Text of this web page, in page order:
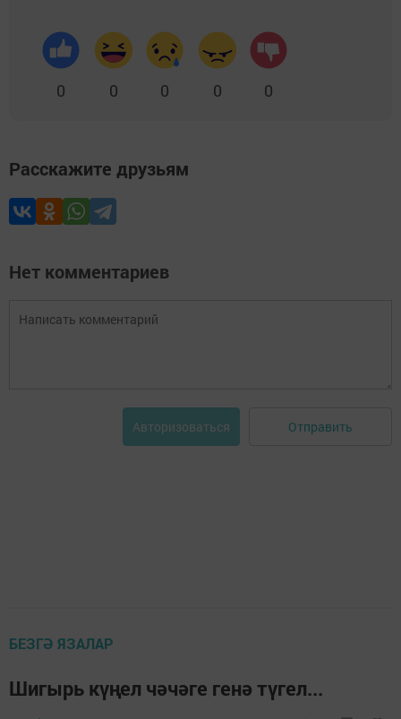
0 0 0 0 0
Расскажите друзьям
Нет комментариев
Авторизоваться Отправить
БЕЗГӘ ЯЗАЛАР
Шигырь күңел чәчәге генә түгел...